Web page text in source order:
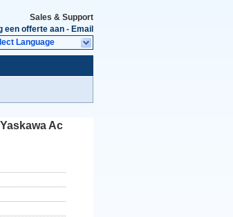
Sales & Support
een offerte aan - Email
Language
Ac